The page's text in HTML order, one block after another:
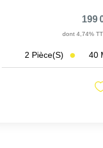
199
dont 4,74%
2 Pièce(s) 40